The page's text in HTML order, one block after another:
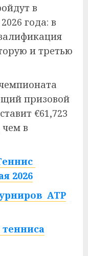
в
года: в
и третью
призовой
€61,723
в
2026
ATP